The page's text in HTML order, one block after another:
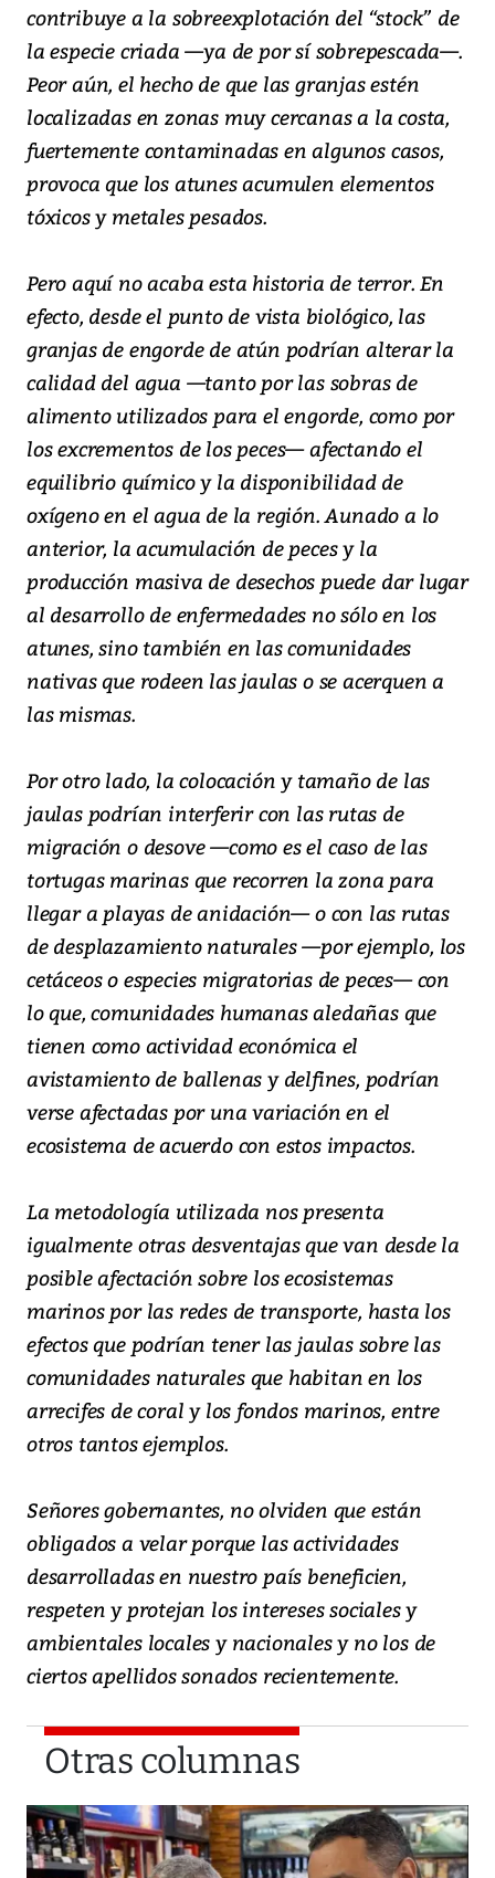
contribuye a la sobreexplotación del “stock” de
la especie criada —ya de por sí sobrepescada—.
Peor aún, el hecho de que las granjas estén
localizadas en zonas muy cercanas a la costa,
fuertemente contaminadas en algunos casos,
provoca que los atunes acumulen elementos
tóxicos y metales pesados.
Pero aquí no acaba esta historia de terror. En
efecto, desde el punto de vista biológico, las
granjas de engorde de atún podrían alterar la
calidad del agua —tanto por las sobras de
alimento utilizados para el engorde, como por
los excrementos de los peces— afectando el
equilibrio químico y la disponibilidad de
oxígeno en el agua de la región. Aunado a lo
anterior, la acumulación de peces y la
producción masiva de desechos puede dar lugar
al desarrollo de enfermedades no sólo en los
atunes, sino también en las comunidades
nativas que rodeen las jaulas o se acerquen a
las mismas.
Por otro lado, la colocación y tamaño de las
jaulas podrían interferir con las rutas de
migración o desove —como es el caso de las
tortugas marinas que recorren la zona para
llegar a playas de anidación— o con las rutas
de desplazamiento naturales —por ejemplo, los
cetáceos o especies migratorias de peces— con
lo que, comunidades humanas aledañas que
tienen como actividad económica el
avistamiento de ballenas y delfines, podrían
verse afectadas por una variación en el
ecosistema de acuerdo con estos impactos.
La metodología utilizada nos presenta
igualmente otras desventajas que van desde la
posible afectación sobre los ecosistemas
marinos por las redes de transporte, hasta los
efectos que podrían tener las jaulas sobre las
comunidades naturales que habitan en los
arrecifes de coral y los fondos marinos, entre
otros tantos ejemplos.
Señores gobernantes, no olviden que están
obligados a velar porque las actividades
desarrolladas en nuestro país beneficien,
respeten y protejan los intereses sociales y
ambientales locales y nacionales y no los de
ciertos apellidos sonados recientemente.
Otras columnas